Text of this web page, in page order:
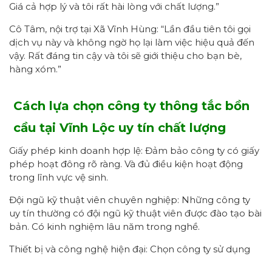
Giá cả hợp lý và tôi rất hài lòng với chất lượng.”
Cô Tâm, nội trợ tại Xã Vĩnh Hùng: “Lần đầu tiên tôi gọi
dịch vụ này và không ngờ họ lại làm việc hiệu quả đến
vậy. Rất đáng tin cậy và tôi sẽ giới thiệu cho bạn bè,
hàng xóm.”
Cách lựa chọn công ty thông tắc bồn
cầu tại Vĩnh Lộc uy tín chất lượng
Giấy phép kinh doanh hợp lệ: Đảm bảo công ty có giấy
phép hoạt đông rõ ràng. Và đủ điều kiện hoạt động
trong lĩnh vực vệ sinh.
Đội ngũ kỹ thuật viên chuyên nghiệp: Những công ty
uy tín thường có đội ngũ kỹ thuật viên được đào tạo bài
bản. Có kinh nghiệm lâu năm trong nghề.
Thiết bị và công nghệ hiện đại: Chọn công ty sử dụng